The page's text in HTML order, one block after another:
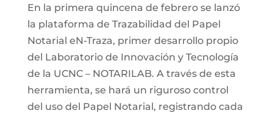
En la primera quincena de febrero se lanzó
la plataforma de Trazabilidad del Papel
Notarial eN-Traza, primer desarrollo propio
del Laboratorio de Innovación y Tecnología
de la UCNC – NOTARILAB. A través de esta
herramienta, se hará un riguroso control
del uso del Papel Notarial, registrando cada